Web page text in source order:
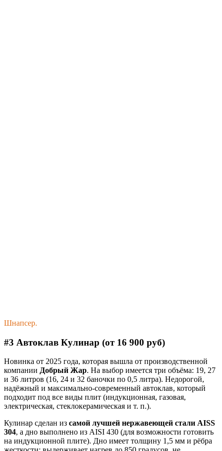
Шнапсер.
#3 Автоклав Кулинар (от 16 900 руб)
Новинка от 2025 года, которая вышла от производственной
компании Добрый Жар. На выбор имеется три объёма: 19, 27
и 36 литров (16, 24 и 32 баночки по 0,5 литра). Недорогой,
надёжный и максимально-современный автоклав, который
подходит под все виды плит (индукционная, газовая,
электрическая, стеклокерамическая и т. п.).
Кулинар сделан из самой лучшей нержавеющей стали AISS
304, а дно выполнено из AISI 430 (для возможности готовить
на индукционной плите). Дно имеет толщину 1,5 мм и рёбра